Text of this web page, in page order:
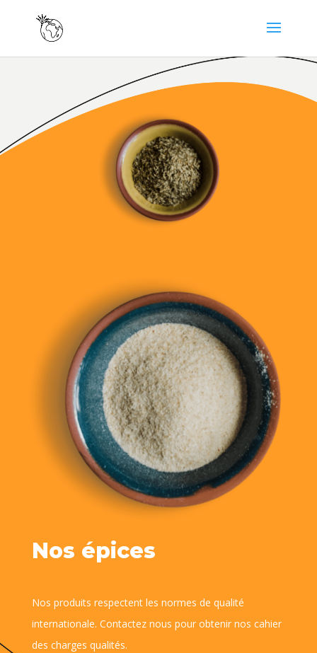
Nos épices
Nos produits respectent les normes de qualité
internationale. Contactez nous pour obtenir nos cahier
des charges qualités.